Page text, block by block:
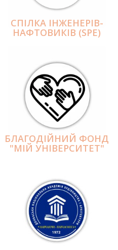
СПІЛКА ІНЖЕНЕРІВ-
НАФТОВИКІВ (SPE)
БЛАГОДІЙНИЙ ФОНД
"МІЙ УНІВЕРСИТЕТ"